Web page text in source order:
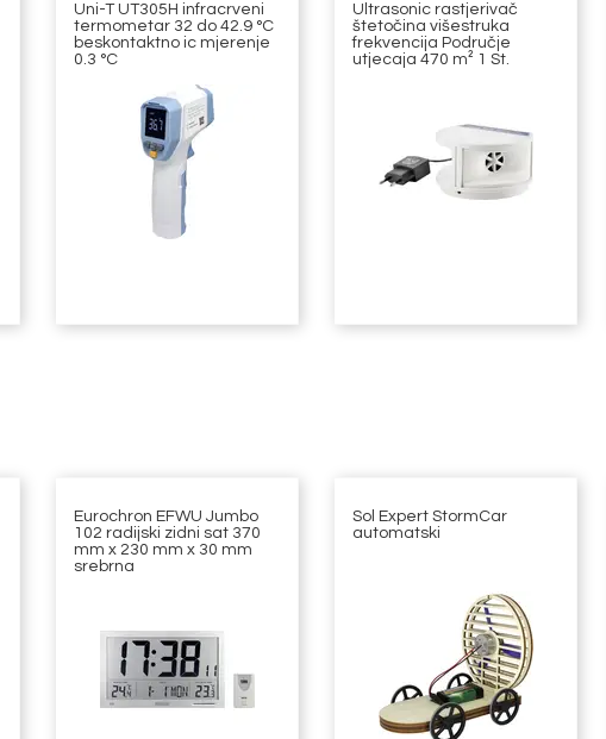
Uni-T UT305H infracrveni
termometar 32 do 42.9 °C
beskontaktno ic mjerenje
0.3 °C
Ultrasonic rastjerivač
štetočina višestruka
frekvencija Područje
utjecaja 470 m² 1 St.
Eurochron EFWU Jumbo
102 radijski zidni sat 370
mm x 230 mm x 30 mm
srebrna
Sol Expert StormCar
automatski